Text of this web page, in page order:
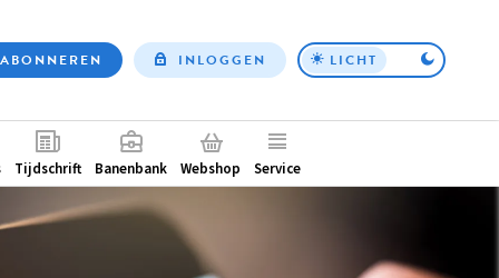
Top
ABONNEREN INLOGGEN LICHT
Tijdschrift Banenbank Webshop Service